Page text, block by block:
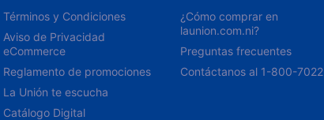
Términos y Condiciones
Aviso de Privacidad
eCommerce
Reglamento de promociones
La Unión te escucha
Catálogo Digital
¿Cómo comprar en
launion.com.ni?
Preguntas frecuentes
Contáctanos al 1-800-7022